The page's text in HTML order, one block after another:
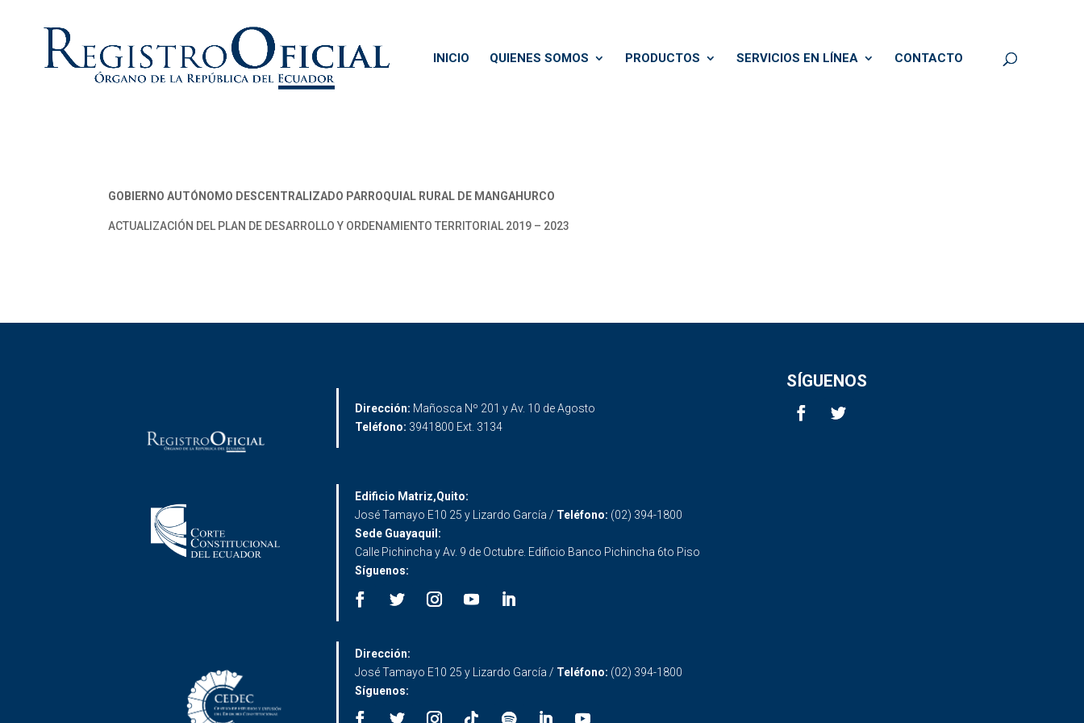
INICIO QUIENES SOMOS PRODUCTOS SERVICIOS EN LÍNEA CONTACTO
GOBIERNO AUTÓNOMO DESCENTRALIZADO PARROQUIAL RURAL DE MANGAHURCO
ACTUALIZACIÓN DEL PLAN DE DESARROLLO Y ORDENAMIENTO TERRITORIAL 2019 – 2023
Dirección: Mañosca Nº 201 y Av. 10 de Agosto
Teléfono: 3941800 Ext. 3134
SÍGUENOS
Edificio Matriz,Quito:
José Tamayo E10 25 y Lizardo García / Teléfono: (02) 394-1800
Sede Guayaquil:
Calle Pichincha y Av. 9 de Octubre. Edificio Banco Pichincha 6to Piso
Síguenos:
Dirección:
José Tamayo E10 25 y Lizardo García / Teléfono: (02) 394-1800
Síguenos: